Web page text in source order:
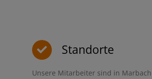
Standorte
Unsere Mitarbeiter sind in